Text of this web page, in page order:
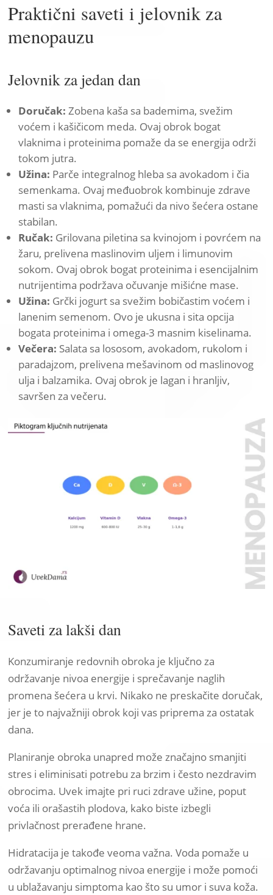
Praktični saveti i jelovnik za
menopauzu
Jelovnik za jedan dan
Doručak: Zobena kaša sa bademima, svežim
voćem i kašičicom meda. Ovaj obrok bogat
vlaknima i proteinima pomaže da se energija održi
tokom jutra.
Užina: Parče integralnog hleba sa avokadom i čia
semenkama. Ovaj međuobrok kombinuje zdrave
masti sa vlaknima, pomažući da nivo šećera ostane
stabilan.
Ručak: Grilovana piletina sa kvinojom i povrćem na
žaru, prelivena maslinovim uljem i limunovim
sokom. Ovaj obrok bogat proteinima i esencijalnim
nutrijentima podržava očuvanje mišićne mase.
Užina: Grčki jogurt sa svežim bobičastim voćem i
lanenim semenom. Ovo je ukusna i sita opcija
bogata proteinima i omega-3 masnim kiselinama.
Večera: Salata sa lososom, avokadom, rukolom i
paradajzom, prelivena mešavinom od maslinovog
ulja i balzamika. Ovaj obrok je lagan i hranljiv,
savršen za večeru.
Saveti za lakši dan
Konzumiranje redovnih obroka je ključno za
održavanje nivoa energije i sprečavanje naglih
promena šećera u krvi. Nikako ne preskačite doručak,
jer je to najvažniji obrok koji vas priprema za ostatak
dana.
Planiranje obroka unapred može značajno smanjiti
stres i eliminisati potrebu za brzim i često nezdravim
obrocima. Uvek imajte pri ruci zdrave užine, poput
voća ili orašastih plodova, kako biste izbegli
privlačnost prerađene hrane.
Hidratacija je takođe veoma važna. Voda pomaže u
održavanju optimalnog nivoa energije i može pomoći
u ublažavanju simptoma kao što su umor i suva koža.